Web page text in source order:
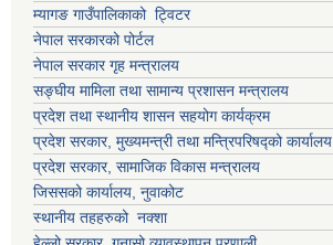
म्यागङ गाउँपालिकाको ट्विटर
नेपाल सरकारको पोर्टल
नेपाल सरकार गृह मन्त्रालय
सङ्घीय मामिला तथा सामान्य प्रशासन मन्त्रालय
प्रदेश तथा स्थानीय शासन सहयोग कार्यक्रम
प्रदेश सरकार, मुख्यमन्त्री तथा मन्त्रिपरिषद्को कार्यालय
प्रदेश सरकार, सामाजिक विकास मन्त्रालय
जिससको कार्यालय, नुवाकोट
स्थानीय तहहरुको नक्शा